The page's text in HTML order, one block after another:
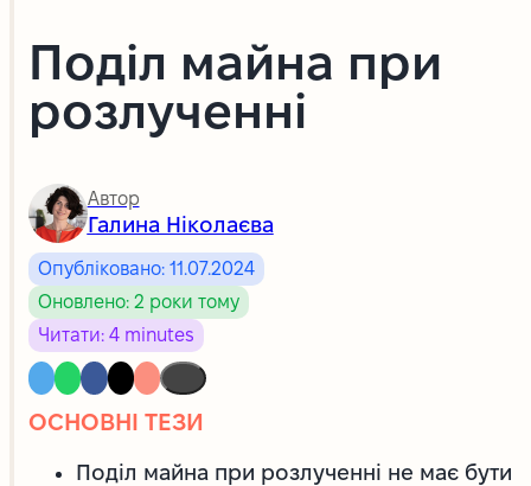
Поділ майна при
розлученні
Автор
Галина Ніколаєва
Опубліковано: 11.07.2024
Оновлено: 2 роки тому
Читати: 4 minutes
ОСНОВНІ ТЕЗИ
Поділ майна при розлученні не має бути